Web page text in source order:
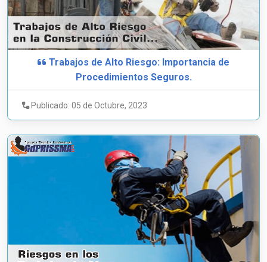
Trabajos de Alto Riesgo: Importancia de
Procedimientos Seguros.
Publicado: 05 de Octubre, 2023